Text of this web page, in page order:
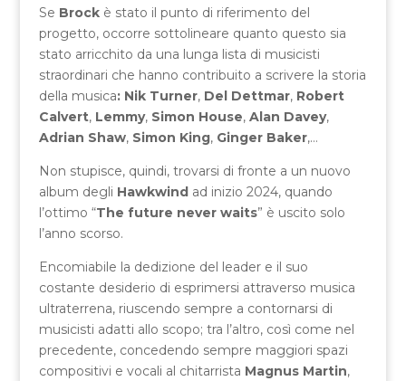
Se Brockè stato il punto di riferimento del
progetto, occorre sottolineare quanto questo sia
stato arricchito da una lunga lista di musicisti
straordinari che hanno contribuito a scrivere la storia
della musica: Nik Turner, Del Dettmar, Robert
Calvert, Lemmy, Simon House, Alan Davey,
Adrian Shaw, Simon King, Ginger Baker,…
Non stupisce, quindi, trovarsi di fronte a un nuovo
album degli Hawkwindad inizio 2024, quando
l’ottimo “The future never waits” è uscito solo
l’anno scorso.
Encomiabile la dedizione del leader e il suo
costante desiderio di esprimersi attraverso musica
ultraterrena, riuscendo sempre a contornarsi di
musicisti adatti allo scopo; tra l’altro, così come nel
precedente, concedendo sempre maggiori spazi
compositivi e vocali al chitarrista Magnus Martin,